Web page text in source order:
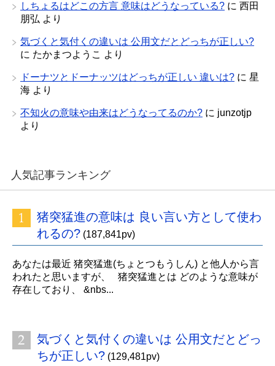
しちょるはどこの方言 意味はどうなっている? に 西田
朋弘 より
気づくと気付くの違いは 公用文だとどっちが正しい?
に たかまつようこ より
ドーナツとドーナッツはどっちが正しい 違いは? に 星
海 より
不知火の意味や由来はどうなってるのか? に junzotjp
より
人気記事ランキング
猪突猛進の意味は 良い言い方として使わ
れるの? (187,841pv)
あなたは最近 猪突猛進(ちょとつもうしん) と他人から言
われたと思いますが、 猪突猛進とは どのような意味が
存在しており、 &nbs...
気づくと気付くの違いは 公用文だとどっ
ちが正しい? (129,481pv)